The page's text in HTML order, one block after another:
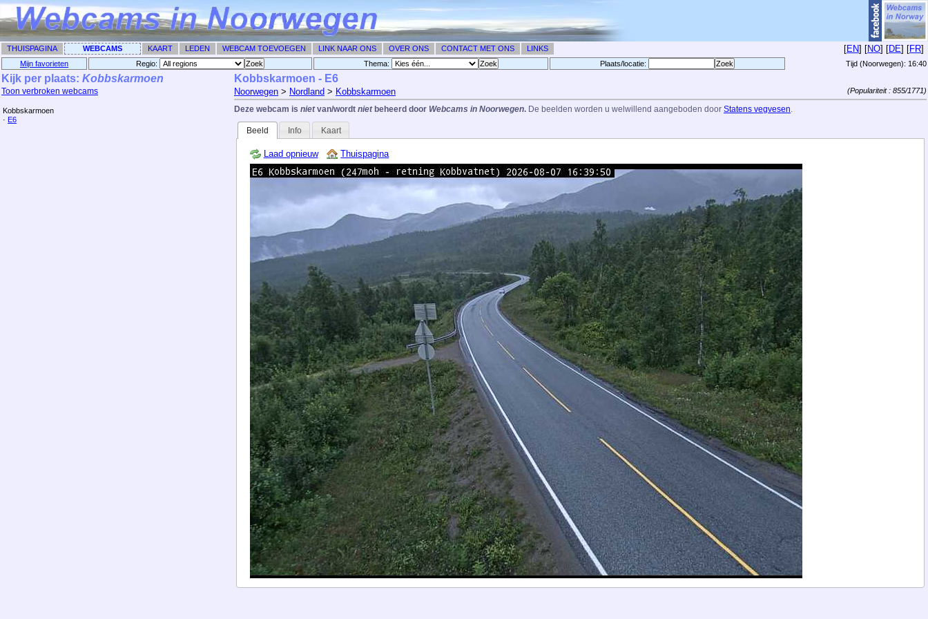
THUISPAGINA WEBCAMS KAART LEDEN WEBCAM TOEVOEGEN LINK NAAR ONS OVER ONS CONTACT MET ONS LINKS [EN] [NO] [DE] [FR]
Mijn favorieten Regio: Thema: Plaats/locatie: Tijd (Noorwegen): 16:40